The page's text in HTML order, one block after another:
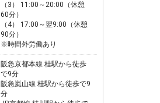
（3） 11:00～20:00（休憩
60分）
（4） 17:00～翌9:00（休憩
90分）
※時間外労働あり
阪急京都本線 桂駅から徒歩
で9分
阪急嵐山線 桂駅から徒歩で9
分